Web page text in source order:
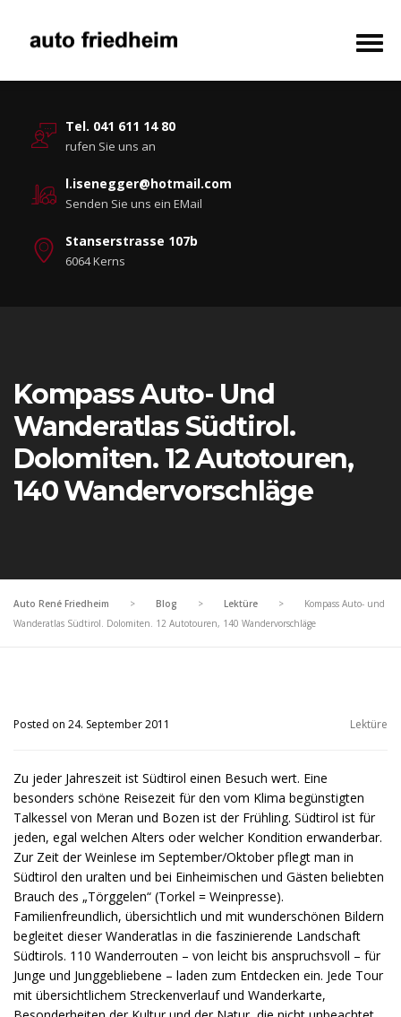
Tel. 041 611 14 80
rufen Sie uns an
l.isenegger@hotmail.com
Senden Sie uns ein EMail
Stanserstrasse 107b
6064 Kerns
Kompass Auto- Und
Wanderatlas Südtirol.
Dolomiten. 12 Autotouren,
140 Wandervorschläge
Auto René Friedheim > Blog > Lektüre >
Kompass Auto- und
Wanderatlas Südtirol. Dolomiten. 12 Autotouren, 140 Wandervorschläge
Posted on 24. September 2011 Lektüre
Zu jeder Jahreszeit ist Südtirol einen Besuch wert. Eine
besonders schöne Reisezeit für den vom Klima begünstigten
Talkessel von Meran und Bozen ist der Frühling. Südtirol ist für
jeden, egal welchen Alters oder welcher Kondition erwanderbar.
Zur Zeit der Weinlese im September/Oktober pflegt man in
Südtirol den uralten und bei Einheimischen und Gästen beliebten
Brauch des „Törggelen“ (Torkel = Weinpresse).
Familienfreundlich, übersichtlich und mit wunderschönen Bildern
begleitet dieser Wanderatlas in die faszinierende Landschaft
Südtirols. 110 Wanderrouten – von leicht bis anspruchsvoll – für
Junge und Junggebliebene – laden zum Entdecken ein. Jede Tour
mit übersichtlichem Streckenverlauf und Wanderkarte,